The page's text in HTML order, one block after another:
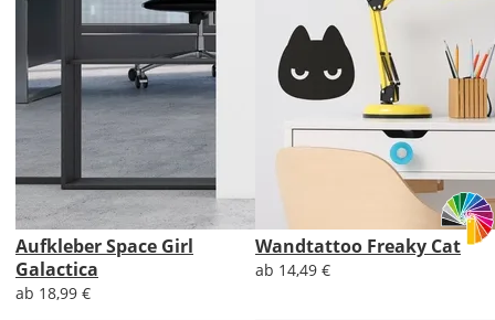
Aufkleber Space Girl
Galactica
ab 18,99 €
Wandtattoo Freaky Cat
ab 14,49 €